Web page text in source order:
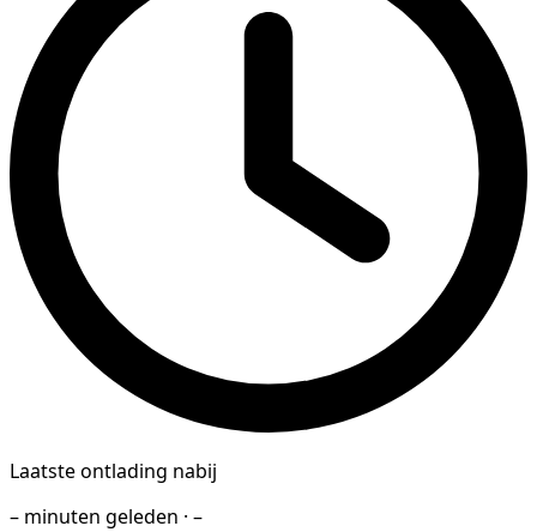
Laatste ontlading nabij
– minuten geleden · –